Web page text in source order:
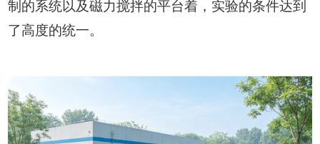
制的系统以及磁力搅拌的平台着，实验的条件达到
了高度的统一。